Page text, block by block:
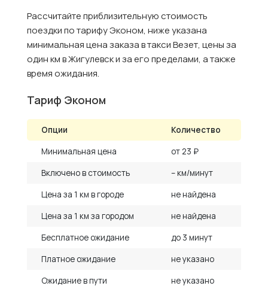
Рассчитайте приблизительную стоимость
поездки по тарифу Эконом, ниже указана
минимальная цена заказа в такси Везет, цены за
один км в Жигулевск и за его пределами, а также
время ожидания.
Тариф Эконом
Опции
Количество
Минимальная цена
от 23 ₽
Включено в стоимость
– км/минут
Цена за 1 км в городе
не найдена
Цена за 1 км за городом
не найдена
Бесплатное ожидание
до 3 минут
Платное ожидание
не указано
Ожидание в пути
не указано